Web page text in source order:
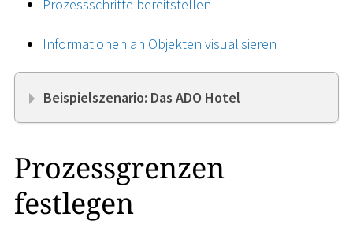
Prozessschritte bereitstellen
Informationen an Objekten visualisieren
Beispielszenario: Das ADO Hotel
Prozessgrenzen
festlegen